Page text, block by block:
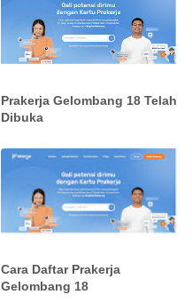
Prakerja Gelombang 18 Telah
Dibuka
Cara Daftar Prakerja
Gelombang 18